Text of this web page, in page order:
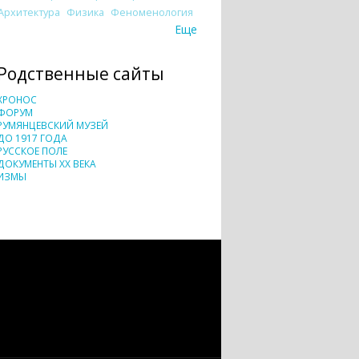
Физика Феноменология
Еще
сайты
МУЗЕЙ
1917 ГОДА
ПОЛЕ
XX ВЕКА